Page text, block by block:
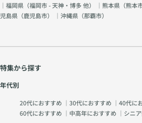
｜福岡県（福岡市 - 天神・博多 他） ｜熊本県（熊本
児島県（鹿児島市） ｜沖縄県（那覇市）
特集から探す
年代別
20代におすすめ ｜ 30代におすすめ ｜ 40代に
60代におすすめ ｜ 中高年におすすめ ｜ シニ